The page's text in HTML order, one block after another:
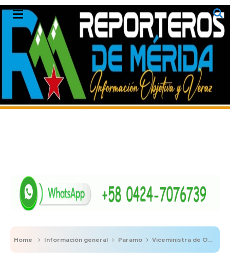
Home Información general Paramo Viceministra de Obras Públicas inspeccionó avances de los trabajos que se realizan en la carretera Trasandina